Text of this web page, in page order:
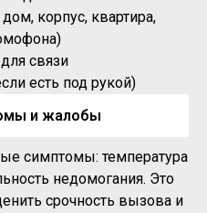
корпус, квартира,
связи
есть под рукой)
и жалобы
симптомы: температура
недомогания. Это
срочность вызова и